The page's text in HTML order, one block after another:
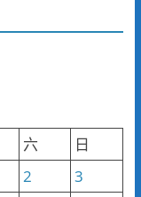
六
日
2
3